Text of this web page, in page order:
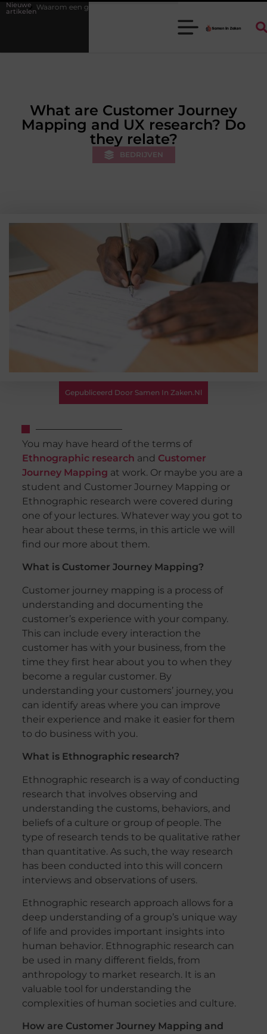
Nieuwe
artikelenstukadoorgroothandel het werk van de stukadoor makkelijker
What are Customer Journey
Mapping and UX research? Do
they relate?
BEDRIJVEN
Gepubliceerd Door Samen In Zaken.nl
You may have heard of the terms of
Ethnographic research and Customer
Journey Mapping at work. Or maybe you are a
student and Customer Journey Mapping or
Ethnographic research were covered during
one of your lectures. Whatever way you got to
hear about these terms, in this article we will
find our more about them.
What is Customer Journey Mapping?
Customer journey mapping is a process of
understanding and documenting the
customer’s experience with your company.
This can include every interaction the
customer has with your business, from the
time they first hear about you to when they
become a regular customer. By
understanding your customers’ journey, you
can identify areas where you can improve
their experience and make it easier for them
to do business with you.
What is Ethnographic research?
Ethnographic research is a way of conducting
research that involves observing and
understanding the customs, behaviors, and
beliefs of a culture or group of people. The
type of research tends to be qualitative rather
than quantitative. As such, the way research
has been conducted into this will concern
interviews and observations of users.
Ethnographic research approach allows for a
deep understanding of a group’s unique way
of life and provides important insights into
human behavior. Ethnographic research can
be used in many different fields, from
anthropology to market research. It is an
valuable tool for understanding the
complexities of human societies and culture.
How are Customer Journey Mapping and